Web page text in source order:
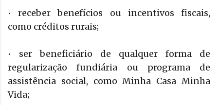
• receber benefícios ou incentivos fiscais,
como créditos rurais;
• ser beneficiário de qualquer forma de
regularização fundiária ou programa de
assistência social, como Minha Casa Minha
Vida;